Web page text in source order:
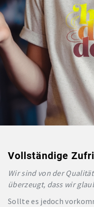
Vollständige
Wir sind von der
überzeugt, dass wir
Sollte es jedoch